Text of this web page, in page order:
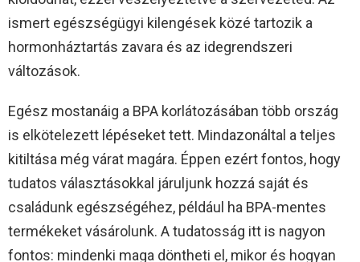
ismert egészségügyi kilengések közé tartozik a
hormonháztartás zavara és az idegrendszeri
változások.
Egész mostanáig a BPA korlátozásában több ország
is elkötelezett lépéseket tett. Mindazonáltal a teljes
kitiltása még várat magára. Éppen ezért fontos, hogy
tudatos választásokkal járuljunk hozzá saját és
családunk egészségéhez, például ha BPA-mentes
termékeket vásárolunk. A tudatosság itt is nagyon
fontos: mindenki maga döntheti el, mikor és hogyan